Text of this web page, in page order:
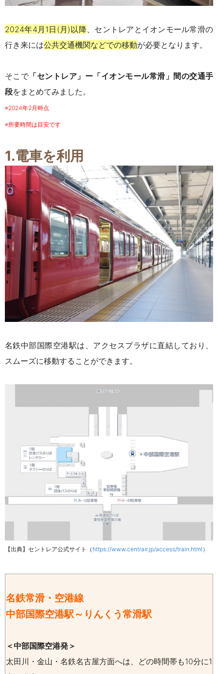
2024年4月1日(月)以降、セントレアとイオンモール常滑の
行き来には公共交通機関などでの移動が必要となります。
そこで 「セントレア」ー「イオンモール常滑」間の交通手
段をまとめてみました。
※2024年2月時点
※所要時間は目安です
1.電車を利用
名鉄中部国際空港駅は、アクセスプラザに直結しており、
スムーズに移動することができます。
【出典】セントレア公式サイ ト（ https://www.centrair.jp/access/train.html ）
名鉄常滑・空港線
中部国際空港駅～りんくう常滑駅
＜中部国際空港発＞
太田川・金山・名鉄名古屋方面へは、 どの時間帯も10分に1